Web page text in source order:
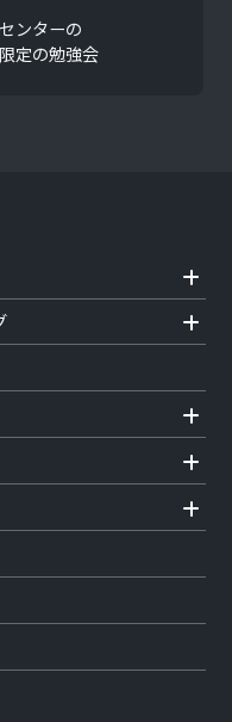
ンターの
定の勉強会